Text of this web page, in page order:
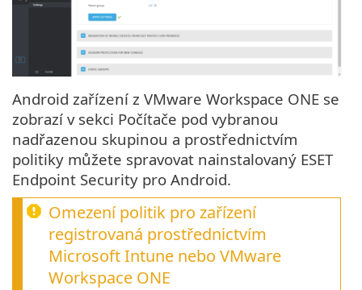
Android zařízení z VMware Workspace ONE se
zobrazí v sekci Počítače pod vybranou
nadřazenou skupinou a prostřednictvím
politiky můžete spravovat nainstalovaný ESET
Endpoint Security pro Android.
Omezení politik pro zařízení
registrovaná prostřednictvím
Microsoft Intune nebo VMware
Workspace ONE